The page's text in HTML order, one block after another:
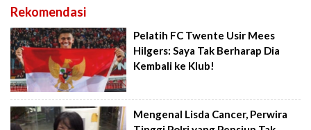
Rekomendasi
Pelatih FC Twente Usir Mees
Hilgers: Saya Tak Berharap Dia
Kembali ke Klub!
Mengenal Lisda Cancer, Perwira